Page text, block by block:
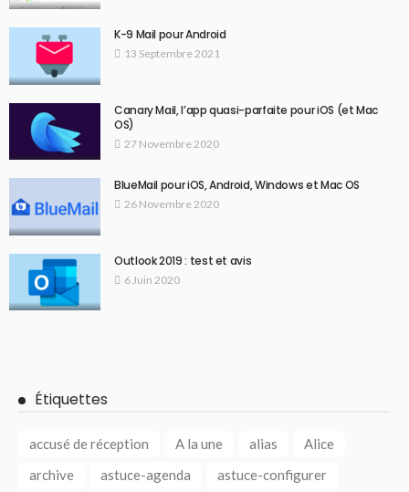
K-9 Mail pour Android
13 Septembre 2021
Canary Mail, l’app quasi-parfaite pour iOS (et Mac
OS)
27 Novembre 2020
BlueMail pour iOS, Android, Windows et Mac OS
26 Novembre 2020
Outlook 2019 : test et avis
6 Juin 2020
Étiquettes
accusé de réception A la une alias
Alice
archive
astuce-agenda
astuce-configurer